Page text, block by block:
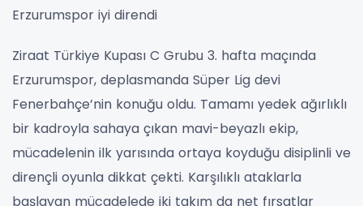
Erzurumspor iyi direndi
Ziraat Türkiye Kupası C Grubu 3. hafta maçında
Erzurumspor, deplasmanda Süper Lig devi
Fenerbahçe’nin konuğu oldu. Tamamı yedek ağırlıklı
bir kadroyla sahaya çıkan mavi-beyazlı ekip,
mücadelenin ilk yarısında ortaya koyduğu disiplinli ve
dirençli oyunla dikkat çekti. Karşılıklı ataklarla
başlayan mücadelede iki takım da net fırsatlar